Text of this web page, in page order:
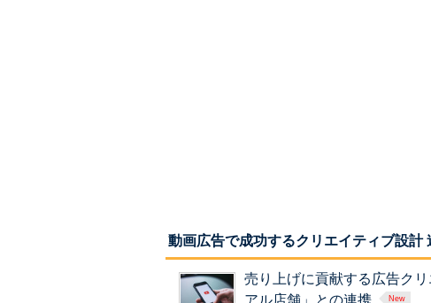
動画広告で成功するクリエイティブ設計
売り上げに貢献する広告ク
アル店舗」との連携